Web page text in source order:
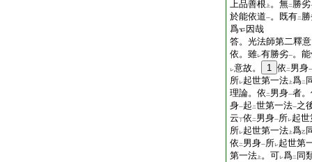
上品善根
上 。無二 勝劣
於能依道一。既有二
爲
因哉
答。光法師第二釋
依。雖レ有勝劣一。
レ意故。 1 依 二 男身一
所レ起世第一法 上爲二
理論。依 二 男身一者
身一起 二世第一法一之
云丁依 二 男身一所レ起
所レ起世第一法 上爲乙
依 二 男身一所レ起世第
第一法 上 。可レ爲二 同